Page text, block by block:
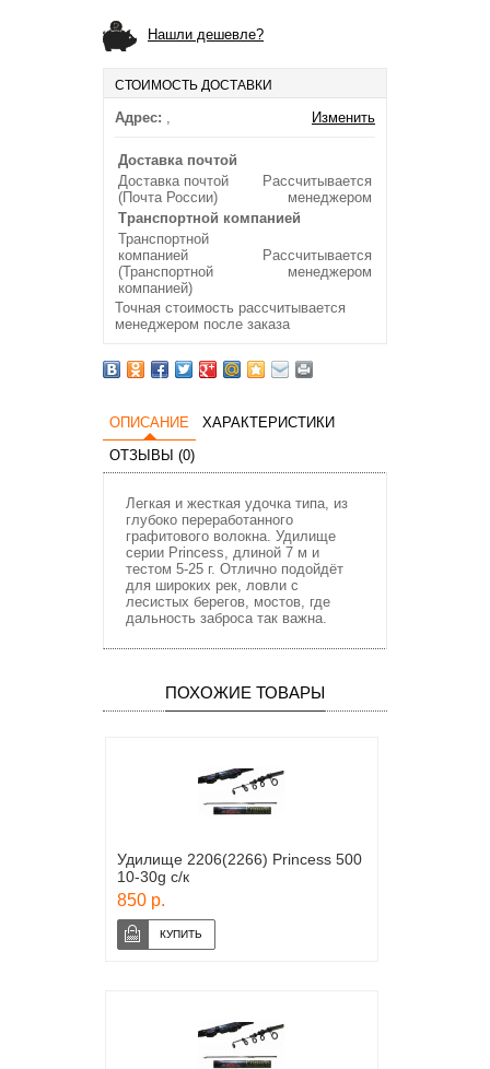
Нашли дешевле?
СТОИМОСТЬ ДОСТАВКИ
Адрес: , Изменить
Доставка почтой
Доставка почтой
(Почта России)
Рассчитывается
менеджером
Транспортной компанией
Транспортной
компанией
(Транспортной
компанией)
Рассчитывается
менеджером
Точная стоимость рассчитывается
менеджером после заказа
ОПИСАНИЕ
ХАРАКТЕРИСТИКИ
ОТЗЫВЫ (0)
Легкая и жесткая удочка типа, из
глубоко переработанного
графитового волокна. Удилище
серии Princess, длиной 7 м и
тестом 5-25 г. Отлично подойдёт
для широких рек, ловли с
лесистых берегов, мостов, где
дальность заброса так важна.
ПОХОЖИЕ ТОВАРЫ
Удилище 2206(2266) Princess 500
10-30g с/к
850 р.